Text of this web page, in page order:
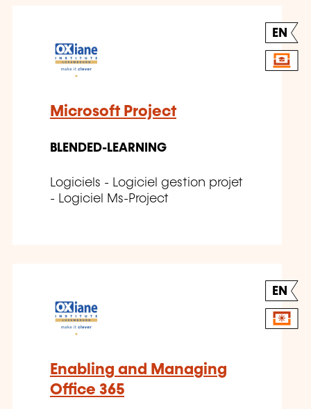
EN
Microsoft Project
BLENDED-LEARNING
Logiciels - Logiciel gestion projet
- Logiciel Ms-Project
EN
Enabling and Managing
Office 365